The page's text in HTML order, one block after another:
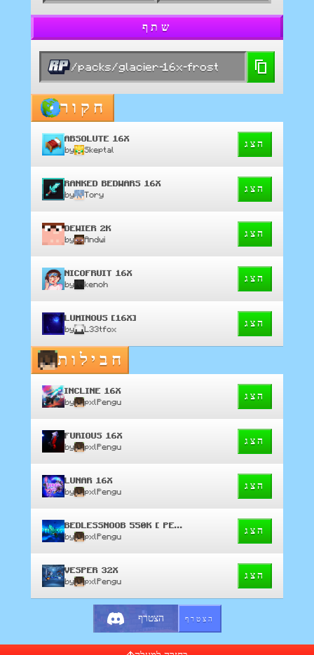
שתף
/packs/glacier-16x-frost
חקור
ABSOLUTE 16X
by Skeptal
הצג
RANKED BEDWARS 16X
by Tory
הצג
DEWIER 2K
by Andwi
הצג
NICOFRUIT 16X
by kenoh
הצג
LUMINOUS [16X]
by L33tfox
הצג
חבילות
INCLINE 16X
by pxlPengu
הצג
FURIOUS 16X
by pxlPengu
הצג
LUNAR 16X
by pxlPengu
הצג
BEDLESSNOOB 550K [ PENGU EDIT ]
by pxlPengu
הצג
VESPER 32X
by pxlPengu
הצג
הצטרף הצטרף